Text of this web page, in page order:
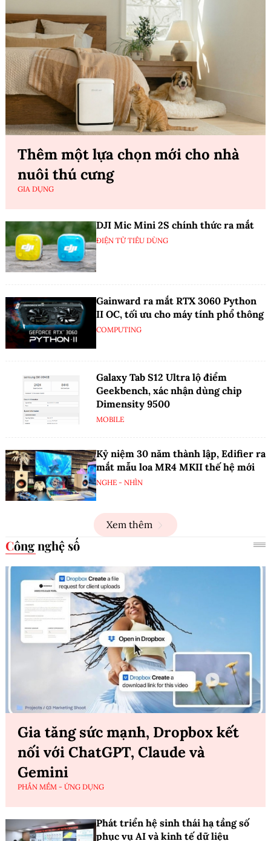
Thêm một lựa chọn mới cho nhà
nuôi thú cưng
GIA DỤNG
DJI Mic Mini 2S chính thức ra mắt
ĐIỆN TỬ TIÊU DÙNG
Gainward ra mắt RTX 3060 Python
II OC, tối ưu cho máy tính phổ thông
COMPUTING
Galaxy Tab S12 Ultra lộ điểm
Geekbench, xác nhận dùng chip
Dimensity 9500
MOBILE
Kỷ niệm 30 năm thành lập, Edifier ra
mắt mẫu loa MR4 MKII thế hệ mới
NGHE - NHÌN
Xem thêm
Công nghệ số
Gia tăng sức mạnh, Dropbox kết
nối với ChatGPT, Claude và
Gemini
PHẦN MỀM - ỨNG DỤNG
Phát triển hệ sinh thái hạ tầng số
phục vụ AI và kinh tế dữ liệu